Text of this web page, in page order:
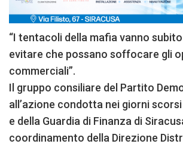
“I tentacoli della mafia vanno
evitare che possano soffocare gli
commerciali”.
Il gruppo consiliare del Partito
all’azione condotta nei giorni
e della Guardia di Finanza di
coordinamento della Direzione